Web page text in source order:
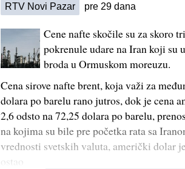
RTV Novi Pazar pre 29 dana
Cene nafte skočile su za skoro
pokrenule udare na Iran koji su
broda u Ormuskom moreuzu.
Cena sirove nafte brent, koja važi za
dolara po barelu rano jutros, dok je cena
2,6 odsto na 72,25 dolara po barelu,
na kojima su bile pre početka rata sa
vrednosti svetskih valuta, američki dolar
ostao